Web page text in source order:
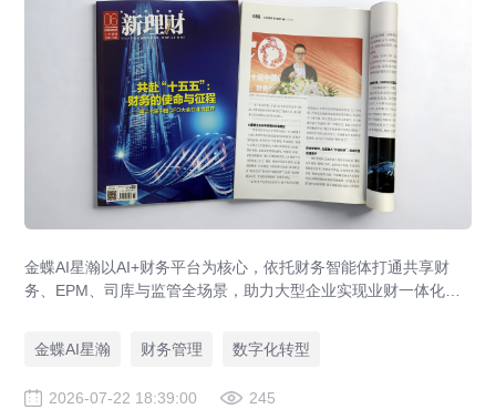
金蝶AI星瀚以AI+财务平台为核心，依托财务智能体打通共享财
务、EPM、司库与监管全场景，助力大型企业实现业财一体化与
局、华为、通威等领先企业的共同选择。
金蝶AI星瀚 财务管理 数字化转型
2026-07-22 18:39:00 245